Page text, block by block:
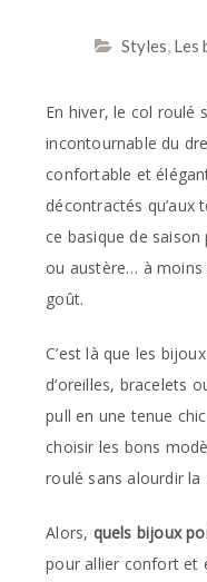
Styles Les
En hiver, le col roulé
incontournable du
confortable et
décontractés qu’aux
ce basique de
ou austère… à moins
goût.
C’est là que les
d’oreilles, bracelets
pull en une tenue
choisir les bons
roulé sans alourdir la
Alors, quels bijoux
pour allier confort et